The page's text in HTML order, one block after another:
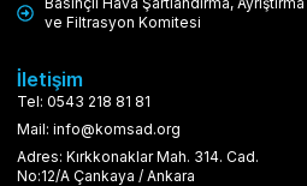
ve Filtrasyon Komitesi
İletişim
Tel: 0543 218 81 81
Mail: info@komsad.org
Adres: Kırkkonaklar Mah. 314. Cad.
No:12/A Çankaya / Ankara